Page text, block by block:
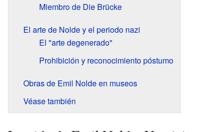
Miembro de Die Brücke
El arte de Nolde y el periodo nazi
El "arte degenerado"
Prohibición y reconocimiento póstumo
Obras de Emil Nolde en museos
Véase también